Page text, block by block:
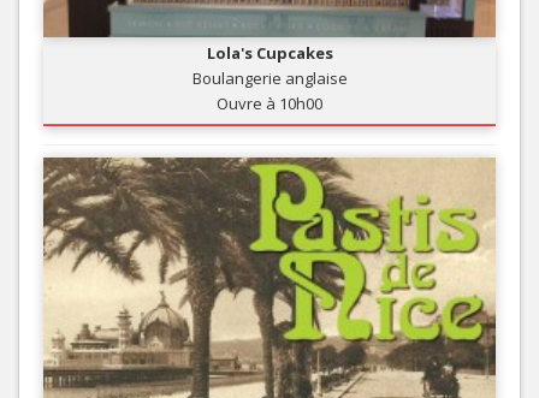
Lola's Cupcakes
Boulangerie anglaise
Ouvre à 10h00